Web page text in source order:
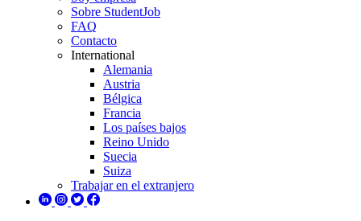
Sobre StudentJob
FAQ
Contacto
International
Alemania
Austria
Bélgica
Francia
Los países bajos
Reino Unido
Suecia
Suiza
Trabajar en el extranjero